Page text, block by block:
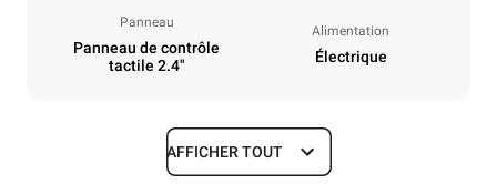
Panneau
Panneau de contrôle
tactile 2.4"
Alimentation
Électrique
Dimensions
AFFICHER TOUT